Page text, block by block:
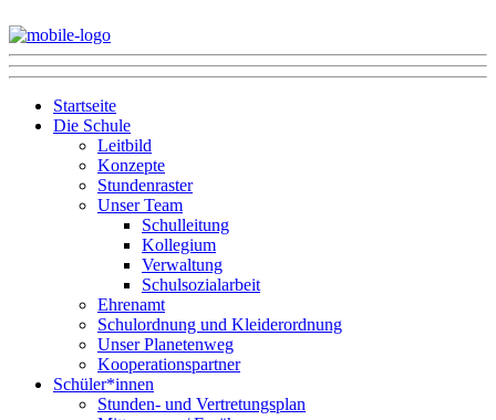
Startseite
Die Schule
Leitbild
Konzepte
Stundenraster
Unser Team
Schulleitung
Kollegium
Verwaltung
Schulsozialarbeit
Ehrenamt
Schulordnung und Kleiderordnung
Unser Planetenweg
Kooperationspartner
Schüler*innen
Stunden- und Vertretungsplan